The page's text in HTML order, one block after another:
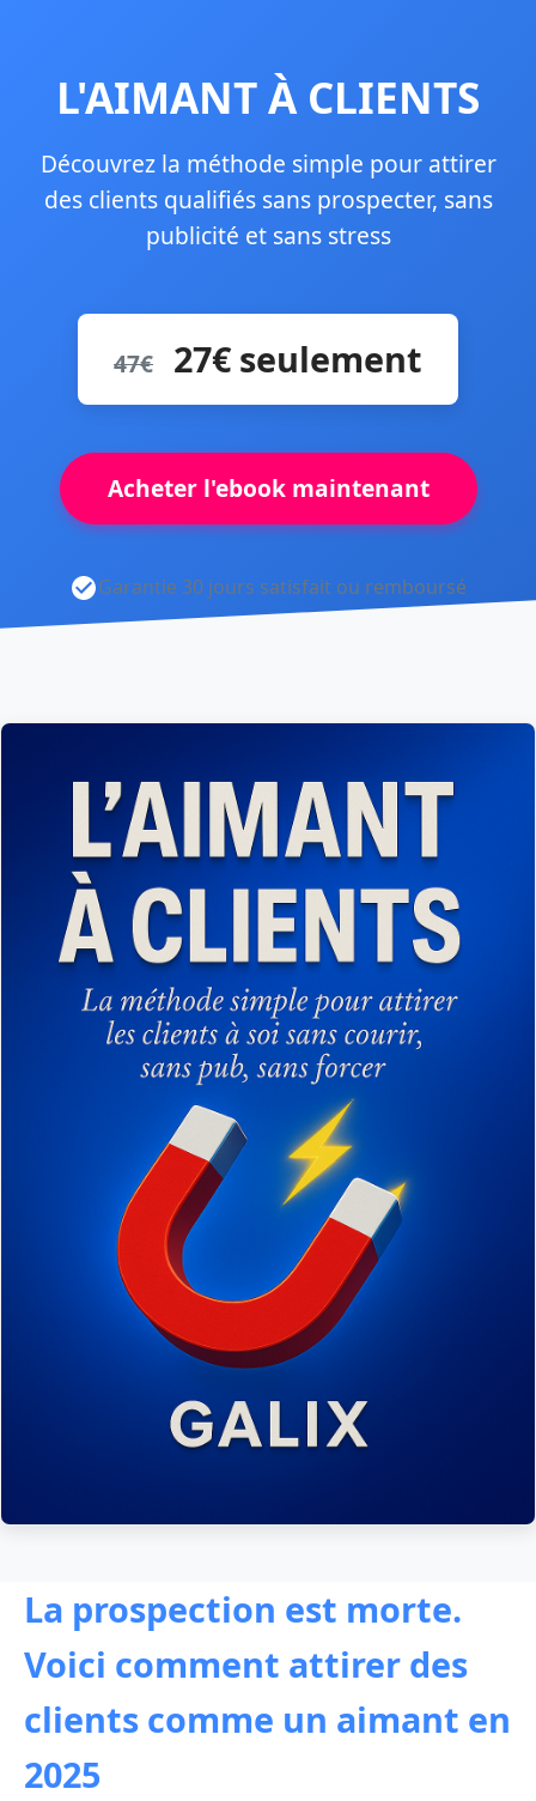
L'AIMANT À CLIENTS
Découvrez la méthode simple pour attirer
des clients qualifiés sans prospecter, sans
publicité et sans stress
47€ 27€ seulement
Acheter l'ebook maintenant
Garantie 30 jours satisfait ou remboursé
La prospection est morte.
Voici comment attirer des
clients comme un aimant en
2025